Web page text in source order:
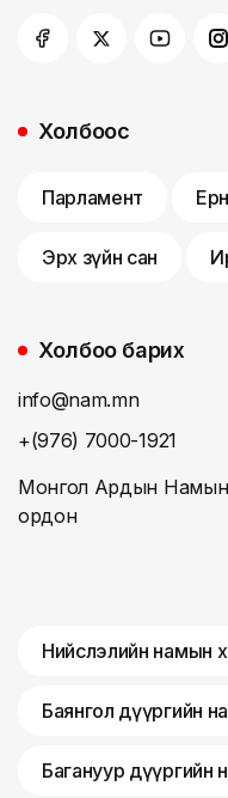
Холбоос
Парламент
Эрх зүйн сан
Холбоо барих
info@nam.mn
+(976) 7000-1921
Монгол Ардын Намын
ордон
Нийслэлийн намын
Баянгол дүүргийн
Багануур дүүргийн